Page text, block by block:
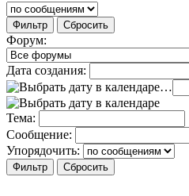
Фильтр Сбросить
Форум:
Дата создания:
…
Тема:
Сообщение:
Упорядочить: